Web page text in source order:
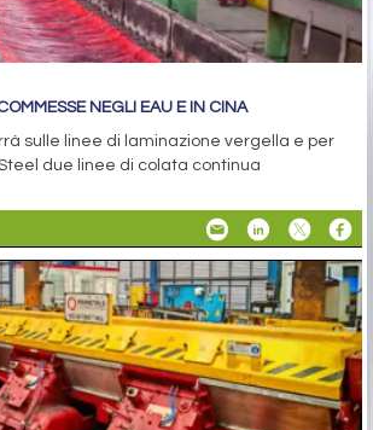
NEGLI EAU E IN CINA
sulle linee di laminazione vergella e per
due linee di colata continua